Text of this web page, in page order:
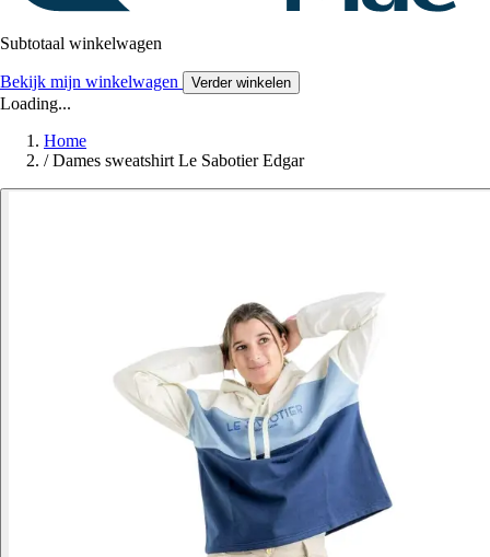
Subtotaal winkelwagen
Bekijk mijn winkelwagen Verder winkelen
Loading...
Home
/ Dames sweatshirt Le Sabotier Edgar